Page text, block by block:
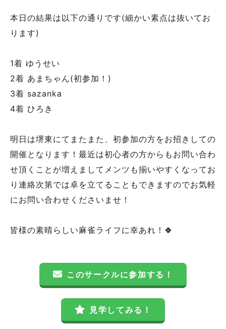
本日の結果は以下の通りです(細かい素点は抜いてお
ります)
1着 ゆうせい
2着 あまちゃん(初参加！)
3着 sazanka
4着 ひろき
明日は堺東にてまたまた、初参加の方をお招きしての
開催となります！最近は初心者の方からもお問い合わ
せ頂くことが増えましてメンツも揃いやすくなってお
り連絡次第では卓を立てることもできますのでお気軽
にお問い合わせくださいませ！
皆様の素晴らしい麻雀ライフに幸あれ！🍀
このサークルに参加する！
見学してみる！